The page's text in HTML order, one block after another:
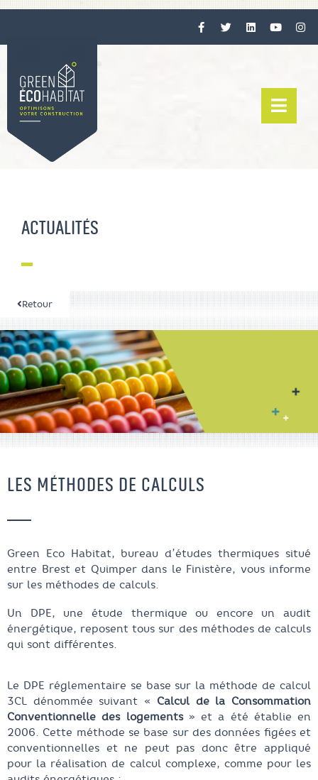
ACTUALITÉS
Retour
LES MÉTHODES DE CALCULS
Green Eco Habitat, bureau d’études thermiques situé
entre Brest et Quimper dans le Finistère, vous informe
sur les méthodes de calculs.
Un DPE, une étude thermique ou encore un audit
énergétique, reposent tous sur des méthodes de calculs
qui sont différentes.
Le DPE réglementaire se base sur la méthode de calcul
3CL dénommée suivant « Calcul de la Consommation
Conventionnelle des logements» et a été établie en
2006. Cette méthode se base sur des données figées et
conventionnelles et ne peut pas donc être appliqué
pour la réalisation de calcul complexe, comme pour les